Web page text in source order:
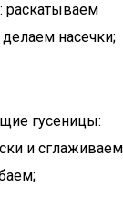
раскатываем
насечки;
гусеницы:
и сглаживаем